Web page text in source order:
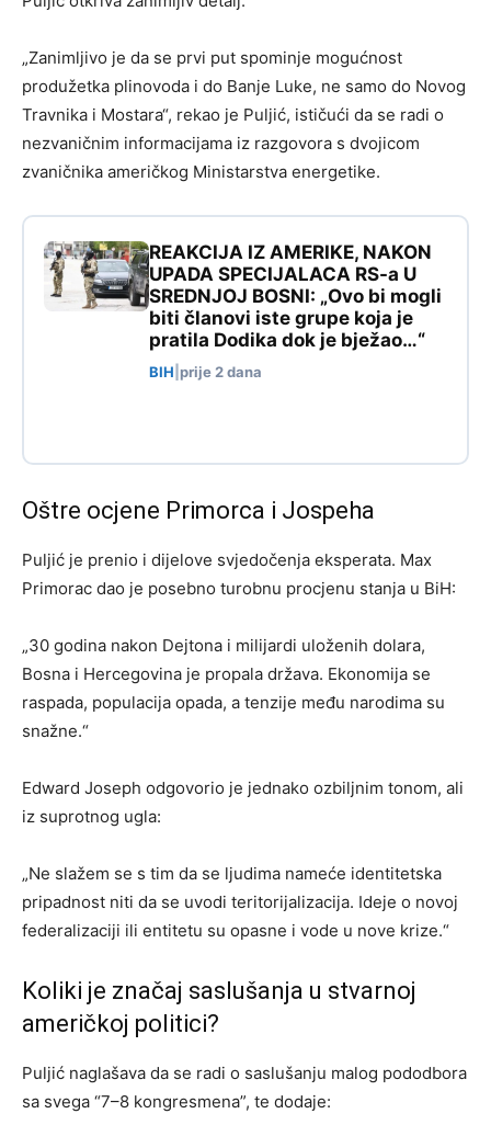
„Zanimljivo je da se prvi put spominje mogućnost
produžetka plinovoda i do Banje Luke, ne samo do Novog
Travnika i Mostara“, rekao je Puljić, ističući da se radi o
nezvaničnim informacijama iz razgovora s dvojicom
zvaničnika američkog Ministarstva energetike.
REAKCIJA IZ AMERIKE, NAKON
UPADA SPECIJALACA RS-a U
SREDNJOJ BOSNI: „Ovo bi mogli
biti članovi iste grupe koja je
pratila Dodika dok je bježao…“
BIH prije 2 dana
Oštre ocjene Primorca i Jospeha
Puljić je prenio i dijelove svjedočenja eksperata. Max
Primorac dao je posebno turobnu procjenu stanja u BiH:
„30 godina nakon Dejtona i milijardi uloženih dolara,
Bosna i Hercegovina je propala država. Ekonomija se
raspada, populacija opada, a tenzije među narodima su
snažne.“
Edward Joseph odgovorio je jednako ozbiljnim tonom, ali
iz suprotnog ugla:
„Ne slažem se s tim da se ljudima nameće identitetska
pripadnost niti da se uvodi teritorijalizacija. Ideje o novoj
federalizaciji ili entitetu su opasne i vode u nove krize.“
Koliki je značaj saslušanja u stvarnoj
američkoj politici?
Puljić naglašava da se radi o saslušanju malog pododbora
sa svega “7–8 kongresmena”, te dodaje: